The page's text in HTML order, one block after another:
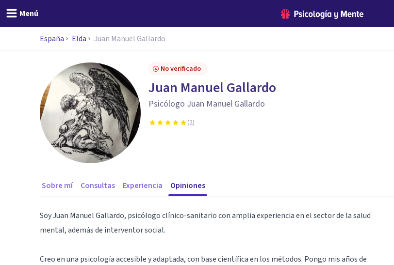
Menú
España Elda Juan Manuel Gallardo
No verificado
Juan Manuel Gallardo
Psicólogo Juan Manuel Gallardo
(2)
Sobre mí Consultas Experiencia Opiniones
Soy Juan Manuel Gallardo, psicólogo clínico-sanitario con amplia experiencia en el sector de la salud
mental, además de interventor social.
Creo en una psicología accesible y adaptada, con base científica en los métodos. Pongo mis años de